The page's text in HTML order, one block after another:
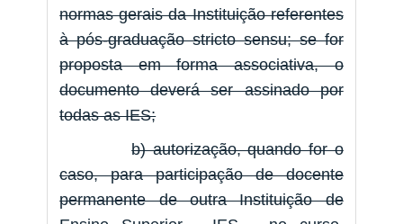
normas gerais da Instituição referentes
à pós-graduação stricto sensu; se for
proposta em forma associativa, o
documento deverá ser assinado por
todas as IES;
b) autorização, quando for o
caso, para participação de docente
permanente de outra Instituição de